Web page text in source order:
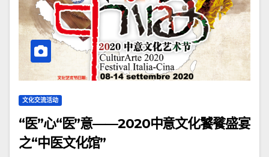
文化交流活动
“医”心“医”意——2020中意文化饕餮盛宴
之“中医文化馆”